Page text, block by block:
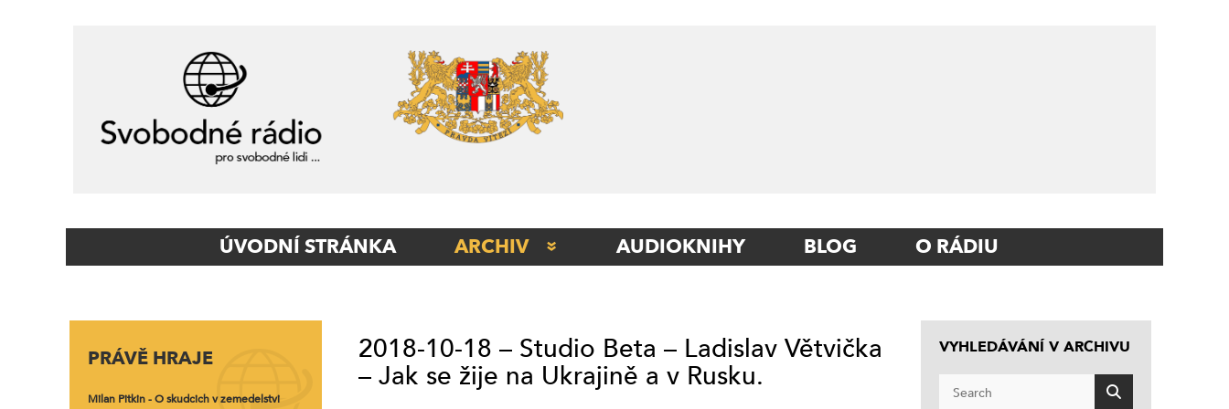
Navigation
ÚVODNÍ STRÁNKA ARCHIV
STUDIO ITÁLIE
STUDIO KLADNO
AUDIOKNIHY BLOG O RÁDIU
PRÁVĚ HRAJE
Milan Pitkin - O skudcich v zemedelstvi
2018-10-18 – Studio Beta – Ladislav Větvička
– Jak se žije na Ukrajině a v Rusku.
VYHLEDÁVÁNÍ V ARCHIVU